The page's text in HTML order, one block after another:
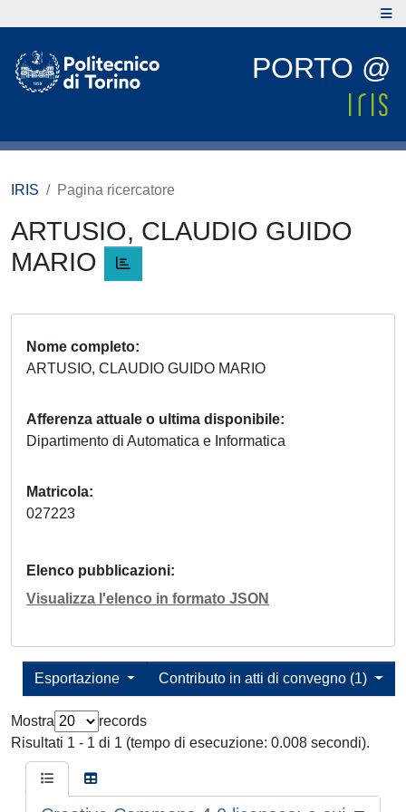
PORTO @
IRIS Pagina ricercatore
ARTUSIO, CLAUDIO GUIDO
MARIO
Nome completo
ARTUSIO, CLAUDIO GUIDO MARIO
Afferenza attuale o ultima disponibile
Dipartimento di Automatica e Informatica
Matricola
027223
Elenco pubblicazioni
Visualizza l'elenco in formato JSON
Contributo in atti di convegno (1)
Esportazione
Mostra
records
Risultati 1 - 1 di 1 (tempo di esecuzione: 0.008 secondi).